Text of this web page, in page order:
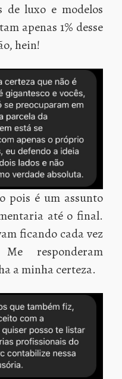
de luxo e modelos
apenas 1% desse
hein!
pois é um assunto
até o final.
ficando cada vez
responderam
a minha certeza.